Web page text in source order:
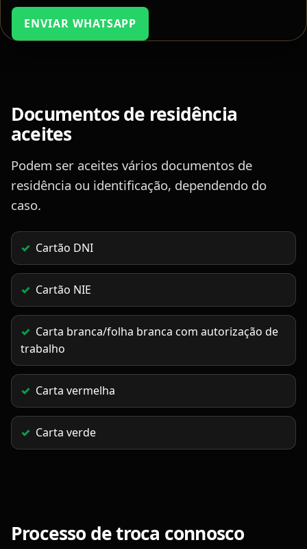
ENVIAR WHATSAPP
Documentos de residência
aceites
Podem ser aceites vários documentos de
residência ou identificação, dependendo do
caso.
Cartão DNI
Cartão NIE
Carta branca/folha branca com autorização de
trabalho
Carta vermelha
Carta verde
Processo de troca connosco